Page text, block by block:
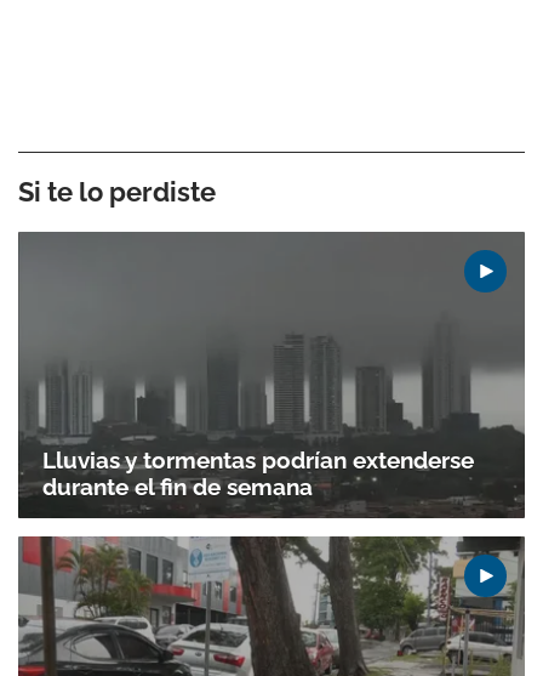
Si te lo perdiste
Lluvias y tormentas podrían extenderse
durante el fin de semana